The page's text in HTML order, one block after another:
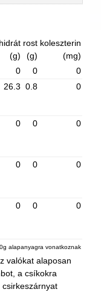
(g)
rost
(g)
koleszterin
(mg)
0 0
0
26.3 0.8 0
0 0 0
0 0 0
0 0 0
alapanyagra vonatkoznak
valókat alaposan
a csíkokra